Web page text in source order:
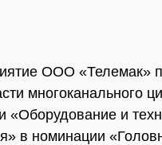
ООО «Телемак»
многоканального
«Оборудование и
в номинации